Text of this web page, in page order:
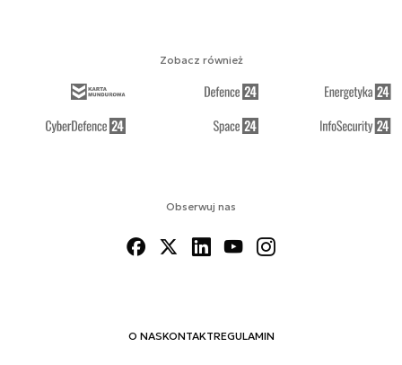
Obserwuj nas
O NASKONTAKTREGULAMIN
Zobacz również